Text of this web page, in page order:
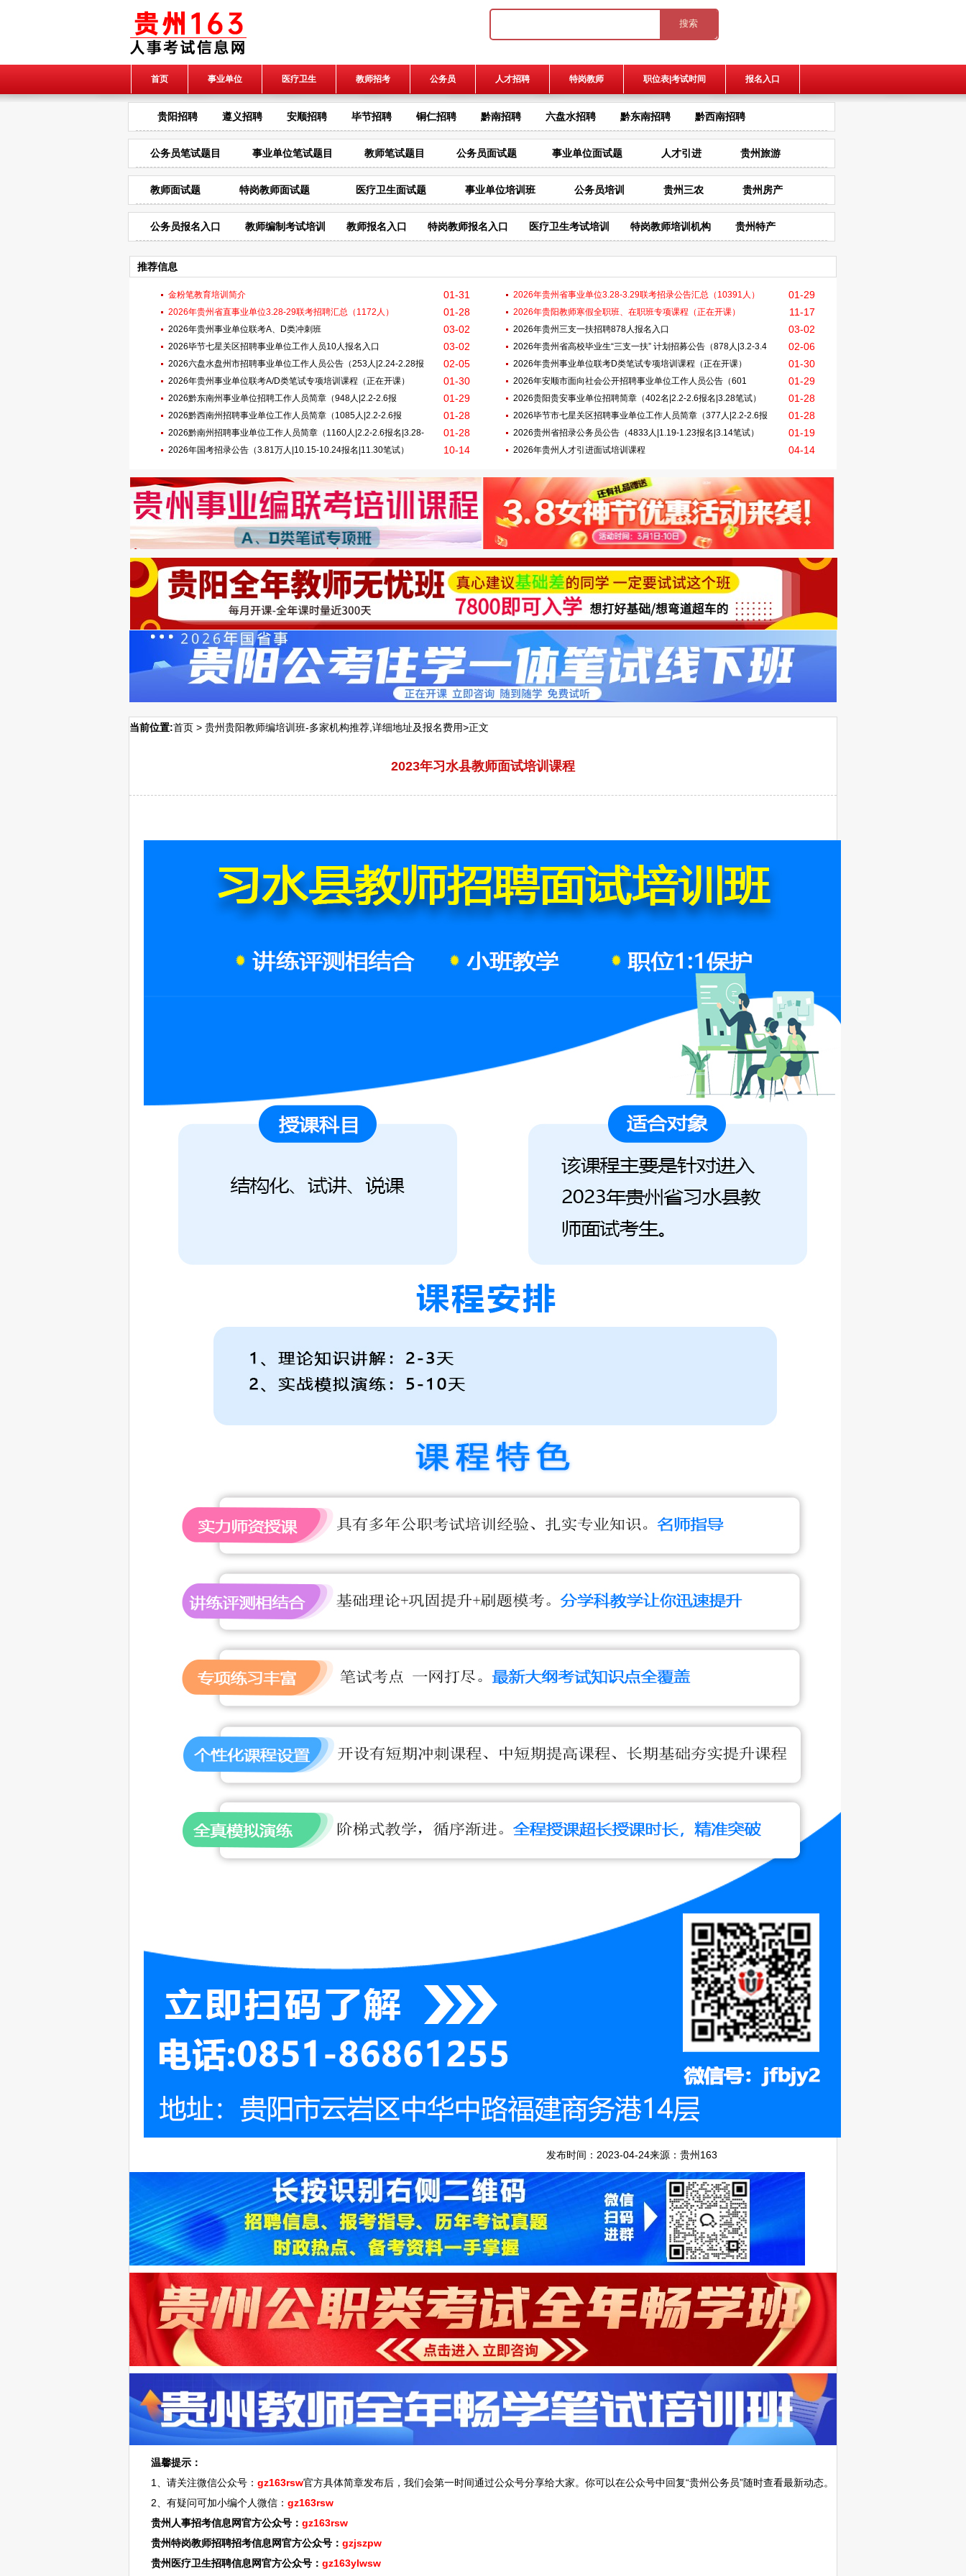
首页 事业单位 医疗卫生 教师招考 公务员 人才招聘 特岗教师 职位表|考试时间 报名入口
贵阳招聘 遵义招聘 安顺招聘 毕节招聘 铜仁招聘 黔南招聘 六盘水招聘 黔东南招聘 黔西南招聘
公务员笔试题目 事业单位笔试题目 教师笔试题目 公务员面试题 事业单位面试题 人才引进 贵州旅游
教师面试题 特岗教师面试题 医疗卫生面试题 事业单位培训班 公务员培训 贵州三农 贵州房产
公务员报名入口 教师编制考试培训 教师报名入口 特岗教师报名入口 医疗卫生考试培训 特岗教师培训机构 贵州特产
推荐信息
金粉笔教育培训简介 01-31 2026年贵州省事业单位3.28-3.29联考招录公告汇总（10391人） 01-29
2026年贵州省直事业单位3.28-29联考招聘汇总（1172人） 01-28 2026年贵阳教师寒假全职班、在职班专项课程（正在开课） 11-17
2026年贵州事业单位联考A、D类冲刺班 03-02 2026年贵州三支一扶招聘878人报名入口 03-02
2026毕节七星关区招聘事业单位工作人员10人报名入口 03-02
2026年贵州省高校毕业生“三支一扶” 计划招募公告（878人|3.2-3.4
报名|3.28笔试）
02-06
2026六盘水盘州市招聘事业单位工作人员公告（253人|2.24-2.28报
名|3.21-22笔试）
02-05 2026年贵州事业单位联考D类笔试专项培训课程（正在开课） 01-30
2026年贵州事业单位联考A/D类笔试专项培训课程（正在开课） 01-30
2026年安顺市面向社会公开招聘事业单位工作人员公告（601
人|2.2-2.6报名|3.28-29笔试）
01-29
2026黔东南州事业单位招聘工作人员简章（948人|2.2-2.6报
名|3.28-29笔试）
01-29 2026贵阳贵安事业单位招聘简章（402名|2.2-2.6报名|3.28笔试） 01-28
2026黔西南州招聘事业单位工作人员简章（1085人|2.2-2.6报
名|3.28-29笔试）
01-28
2026毕节市七星关区招聘事业单位工作人员简章（377人|2.2-2.6报
名|3.29笔试）
01-28
2026黔南州招聘事业单位工作人员简章（1160人|2.2-2.6报名|3.28-
29笔试）
01-28 2026贵州省招录公务员公告（4833人|1.19-1.23报名|3.14笔试） 01-19
2026年国考招录公告（3.81万人|10.15-10.24报名|11.30笔试） 10-14 2026年贵州人才引进面试培训课程 04-14
当前位置:首页 > 贵州贵阳教师编培训班-多家机构推荐,详细地址及报名费用>正文
2023年习水县教师面试培训课程
发布时间：2023-04-24来源： 贵州163
温馨提示：
1、请关注微信公众号： gz163rsw官方具体简章发布后，我们会第一时间通过公众号分享给大家。你可以在公众号中回复“贵州公务员”随时查看最新动态。
2、有疑问可加小编个人微信： gz163rsw
贵州人事招考信息网官方公众号： gz163rsw
贵州特岗教师招聘招考信息网官方公众号： gzjszpw
贵州医疗卫生招聘信息网官方公众号： gz163ylwsw